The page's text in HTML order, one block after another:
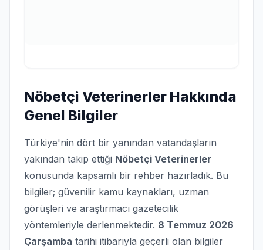
Nöbetçi Veterinerler Hakkında
Genel Bilgiler
Türkiye'nin dört bir yanından vatandaşların
yakından takip ettiği Nöbetçi Veterinerler
konusunda kapsamlı bir rehber hazırladık. Bu
bilgiler; güvenilir kamu kaynakları, uzman
görüşleri ve araştırmacı gazetecilik
yöntemleriyle derlenmektedir. 8 Temmuz 2026
Çarşamba tarihi itibarıyla geçerli olan bilgiler